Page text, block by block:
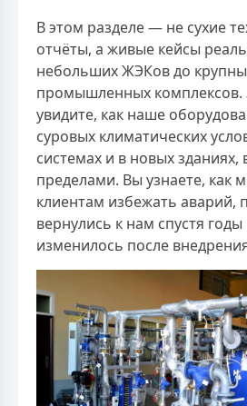
В этом разделе — не сухие
отчёты, а живые кейсы
небольших ЖЭКов до
промышленных комплексов.
увидите, как наше
суровых климатических
системах и в новых зданиях,
пределами. Вы узнаете, как
клиентам избежать аварий,
вернулись к нам спустя годы
изменилось после